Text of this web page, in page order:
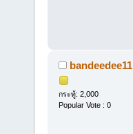
bandeedee11
กระทู้: 2,000
Popular Vote : 0